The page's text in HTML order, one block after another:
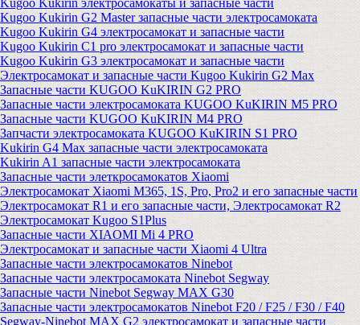
Kugoo Kukirin электросамокаты и запасные части
Kugoo Kukirin G2 Master запасные части электросамоката
Kugoo Kukirin G4 электросамокат и запасные части
Kugoo Kukirin C1 pro электросамокат и запасные части
Kugoo Kukirin G3 электросамокат и запасные части
Электросамокат и запасные части Kugoo Kukirin G2 Max
Запасные части KUGOO KuKIRIN G2 PRO
Запасные части электросамоката KUGOO KuKIRIN M5 PRO
Запасные части KUGOO KuKIRIN M4 PRO
Запчасти электросамоката KUGOO KuKIRIN S1 PRO
Kukirin G4 Max запасные части электросамоката
Kukirin A1 запасные части электросамоката
Запасные части элеткросамокатов Xiaomi
Электросамокат Xiaomi M365, 1S, Pro, Pro2 и его запасные части
Электросамокат R1 и его запасные части, Электросамокат R2
Электросамокат Kugoo S1Plus
Запасные части XIAOMI Mi 4 PRO
Электросамокат и запасные части Xiaomi 4 Ultra
Запасные части электросамокатов Ninebot
Запасные части электросамоката Ninebot Segway
Запасные части Ninebot Segway MAX G30
Запасные части электросамокатов Ninebot F20 / F25 / F30 / F40
Segway-Ninebot MAX G2 электросамокат и запасные части